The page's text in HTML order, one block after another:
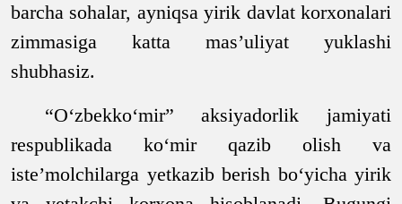
barcha sohalar, ayniqsa yirik davlat korxonalari
zimmasiga katta mas’uliyat yuklashi
shubhasiz.
“O‘zbekko‘mir” aksiyadorlik jamiyati
respublikada ko‘mir qazib olish va
iste’molchilarga yetkazib berish bo‘yicha yirik